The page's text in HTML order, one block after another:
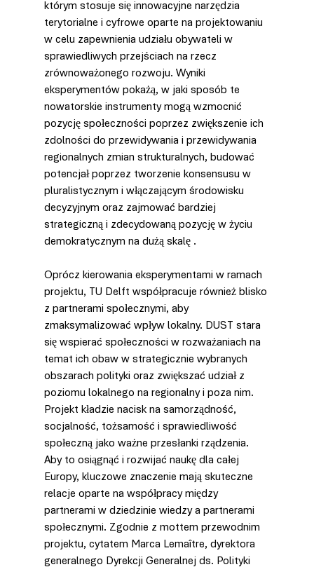
którym stosuje się innowacyjne narzędzia
terytorialne i cyfrowe oparte na projektowaniu
w celu zapewnienia udziału obywateli w
sprawiedliwych przejściach na rzecz
zrównoważonego rozwoju. Wyniki
eksperymentów pokażą, w jaki sposób te
nowatorskie instrumenty mogą wzmocnić
pozycję społeczności poprzez zwiększenie ich
zdolności do przewidywania i przewidywania
regionalnych zmian strukturalnych, budować
potencjał poprzez tworzenie konsensusu w
pluralistycznym i włączającym środowisku
decyzyjnym oraz zajmować bardziej
strategiczną i zdecydowaną pozycję w życiu
demokratycznym na dużą skalę .
Oprócz kierowania eksperymentami w ramach
projektu, TU Delft współpracuje również blisko
z partnerami społecznymi, aby
zmaksymalizować wpływ lokalny. DUST stara
się wspierać społeczności w rozważaniach na
temat ich obaw w strategicznie wybranych
obszarach polityki oraz zwiększać udział z
poziomu lokalnego na regionalny i poza nim.
Projekt kładzie nacisk na samorządność,
socjalność, tożsamość i sprawiedliwość
społeczną jako ważne przesłanki rządzenia.
Aby to osiągnąć i rozwijać naukę dla całej
Europy, kluczowe znaczenie mają skuteczne
relacje oparte na współpracy między
partnerami w dziedzinie wiedzy a partnerami
społecznymi. Zgodnie z mottem przewodnim
projektu, cytatem Marca Lemaître, dyrektora
generalnego Dyrekcji Generalnej ds. Polityki